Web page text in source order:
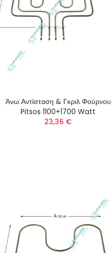
Άνω Αντίσταση & Γκριλ Φούρνου
Pitsos 1100+1700 Watt
23,36 €